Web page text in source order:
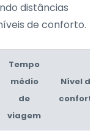
distâncias
de conforto.
Tempo
médio
de
viagem
Nível de